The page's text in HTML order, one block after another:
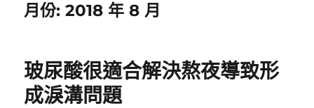
月份:2018 年 8 月
玻尿酸很適合解決熬夜導致形
成淚溝問題